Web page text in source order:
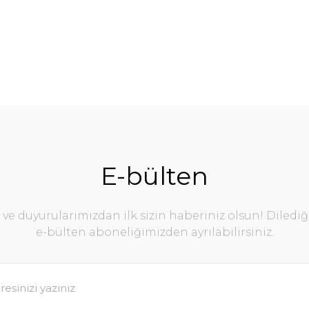
E-bülten
ve duyurularımızdan ilk sizin haberiniz olsun!
e-bülten aboneliğimizden ayrılabilirsiniz.